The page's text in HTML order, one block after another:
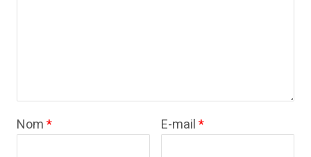
Nom* E-mail*